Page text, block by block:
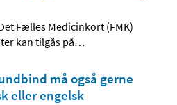
Fælles Medicinkort (FMK)
kan tilgås på…
må også gerne
eller engelsk